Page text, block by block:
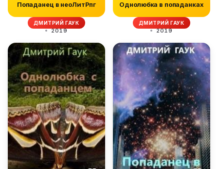
Попаданец в неоЛитРпг
ДМИТРИЙ ГАУК
2019
Однолюбка в попаданках
ДМИТРИЙ ГАУК
2019